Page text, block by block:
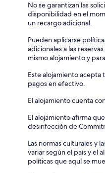
No se garantizan las
disponibilidad en el
un recargo adicional.
Pueden aplicarse
adicionales a las
mismo alojamiento y
Este alojamiento
pagos en efectivo.
El alojamiento cuenta
El alojamiento afirma
desinfección de
Las normas culturales y
variar según el país y el
políticas que aquí se